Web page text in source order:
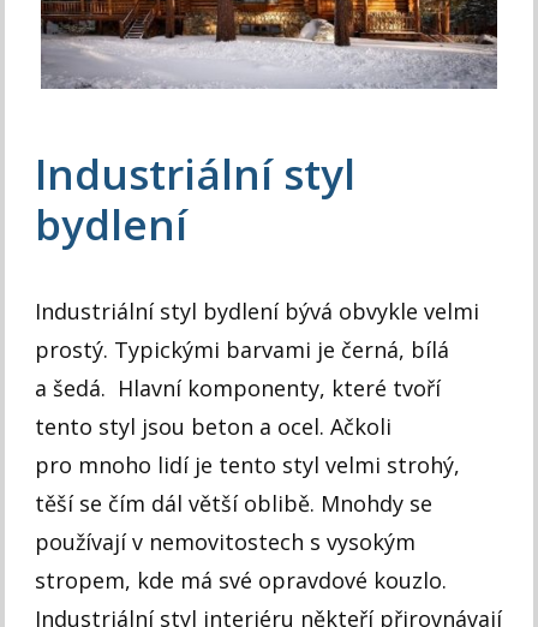
Industriální styl
bydlení
Industriální styl bydlení bývá obvykle velmi
prostý. Typickými barvami je černá, bílá
a šedá. Hlavní komponenty, které tvoří
tento styl jsou beton a ocel. Ačkoli
pro mnoho lidí je tento styl velmi strohý,
těší se čím dál větší oblibě. Mnohdy se
používají v nemovitostech s vysokým
stropem, kde má své opravdové kouzlo.
Industriální styl interiéru někteří přirovnávají